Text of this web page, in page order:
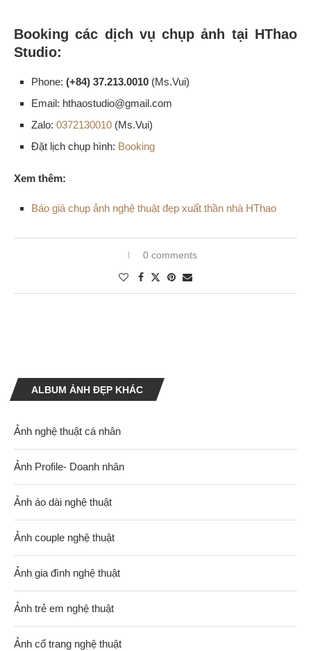
Booking các dịch vụ chụp ảnh tại HThao
Studio:
Phone: (+84) 37.213.0010 (Ms.Vui)
Email: hthaostudio@gmail.com
Zalo: 0372130010 (Ms.Vui)
Đặt lịch chụp hình: Booking
Xem thêm:
Báo giá chụp ảnh nghệ thuật đẹp xuất thần nhà HThao
0 comments
ALBUM ẢNH ĐẸP KHÁC
Ảnh nghệ thuật cá nhân
Ảnh Profile- Doanh nhân
Ảnh áo dài nghệ thuật
Ảnh couple nghệ thuật
Ảnh gia đình nghệ thuật
Ảnh trẻ em nghệ thuật
Ảnh cổ trang nghệ thuật